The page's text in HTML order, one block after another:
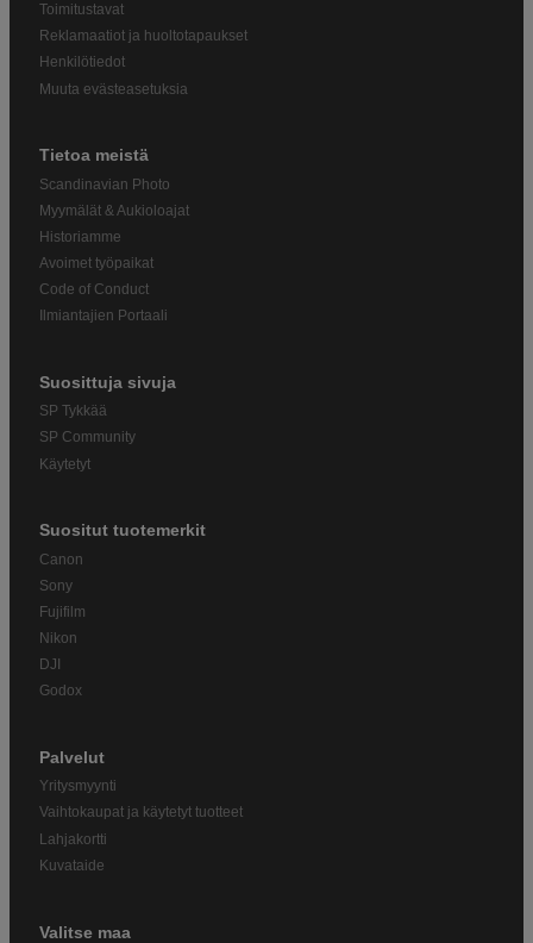
Toimitustavat
Reklamaatiot ja huoltotapaukset
Henkilötiedot
Muuta evästeasetuksia
Tietoa meistä
Scandinavian Photo
Myymälät & Aukioloajat
Historiamme
Avoimet työpaikat
Code of Conduct
Ilmiantajien Portaali
Suosittuja sivuja
SP Tykkää
SP Community
Käytetyt
Suositut tuotemerkit
Canon
Sony
Fujifilm
Nikon
DJI
Godox
Palvelut
Yritysmyynti
Vaihtokaupat ja käytetyt tuotteet
Lahjakortti
Kuvataide
Valitse maa